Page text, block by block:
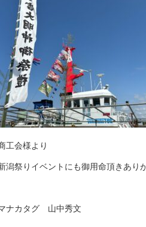
工会様より
潟祭りイベントにも御用命頂きあり
ナカタグ 山中秀文